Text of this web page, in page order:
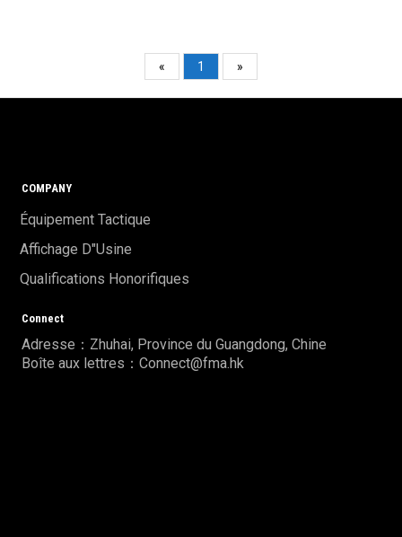
« 1 »
COMPANY
Équipement Tactique
Affichage D"usine
Qualifications Honorifiques
Connect
Adresse：Zhuhai, Province du Guangdong, Chine
Boîte aux lettres：Connect@fma.hk